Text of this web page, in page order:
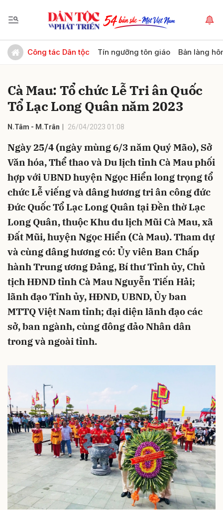
Công tác Dân tộc Tín ngưỡng tôn giáo Bản làng
Cà Mau: Tổ chức Lễ Tri ân Quốc
Tổ Lạc Long Quân năm 2023
N.Tâm - M.Trân 26/04/2023 01:08
Ngày 25/4 (ngày mùng 6/3 năm Quý Mão), Sở
Văn hóa, Thể thao và Du lịch tỉnh Cà Mau phối
hợp với UBND huyện Ngọc Hiển long trọng tổ
chức Lễ viếng và dâng hương tri ân công đức
Đức Quốc Tổ Lạc Long Quân tại Đền thờ Lạc
Long Quân, thuộc Khu du lịch Mũi Cà Mau, xã
Đất Mũi, huyện Ngọc Hiển (Cà Mau). Tham dự
và cùng dâng hương có: Ủy viên Ban Chấp
hành Trung ương Đảng, Bí thư Tỉnh ủy, Chủ
tịch HĐND tỉnh Cà Mau Nguyễn Tiến Hải;
lãnh đạo Tỉnh ủy, HĐND, UBND, Ủy ban
MTTQ Việt Nam tỉnh; đại diện lãnh đạo các
sở, ban ngành, cùng đông đảo Nhân dân
trong và ngoài tỉnh.
Gửi bình luận
Hủy Gửi